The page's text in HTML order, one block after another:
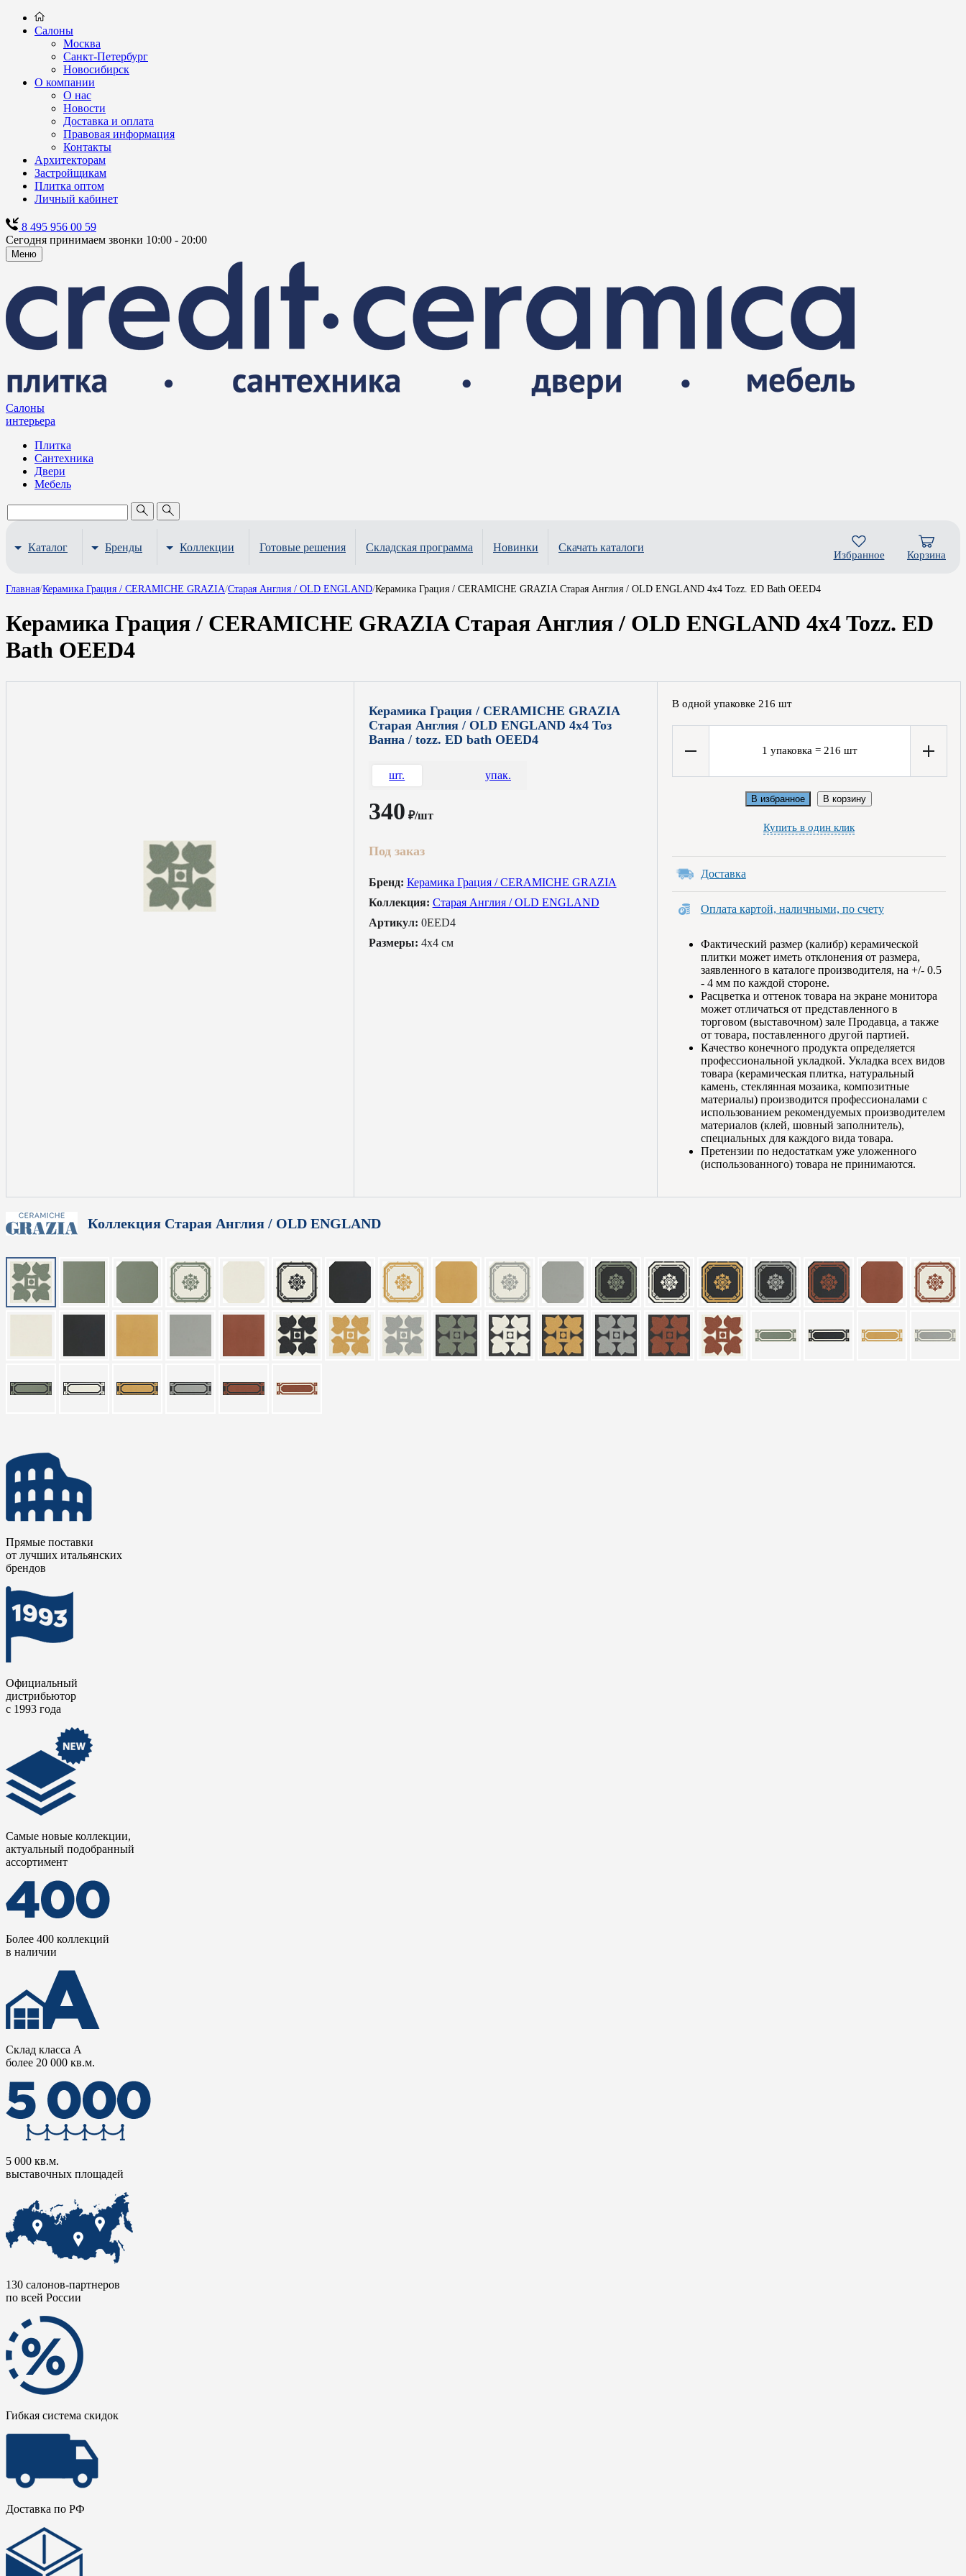
Салоны
Москва
Санкт-Петербург
Новосибирск
О компании
О нас
Новости
Доставка и оплата
Правовая информация
Контакты
Архитекторам
Застройщикам
Плитка оптом
Личный кабинет
8 495 956 00 59
Сегодня принимаем звонки 10:00 - 20:00
Меню
Салоны
интерьера
Плитка
Сантехника
Двери
Мебель
Каталог Бренды Коллекции Готовые решения Складская программа Новинки Скачать каталоги
Избранное Корзина
Главная/Керамика Грация / CERAMICHE GRAZIA/Старая Англия / OLD ENGLAND/Керамика Грация / CERAMICHE GRAZIA Старая Англия / OLD ENGLAND 4x4 Tozz. ED Bath OEED4
Керамика Грация / CERAMICHE GRAZIA Старая Англия / OLD ENGLAND 4x4 Tozz. ED
Bath OEED4
Керамика Грация / CERAMICHE GRAZIA
Старая Англия / OLD ENGLAND 4x4 Тоз
Ванна / tozz. ED bath OEED4
шт. упак.
340 ₽/шт
Под заказ
Бренд: Керамика Грация / CERAMICHE GRAZIA
Коллекция: Старая Англия / OLD ENGLAND
Артикул: 0EED4
Размеры: 4x4 см
В одной упаковке 216 шт
1 упаковка = 216 шт
В избранное В корзину
Купить в один клик
Доставка
Оплата картой, наличными, по счету
Фактический размер (калибр) керамической
плитки может иметь отклонения от размера,
заявленного в каталоге производителя, на +/- 0.5
- 4 мм по каждой стороне.
Расцветка и оттенок товара на экране монитора
может отличаться от представленного в
торговом (выставочном) зале Продавца, а также
от товара, поставленного другой партией.
Качество конечного продукта определяется
профессиональной укладкой. Укладка всех видов
товара (керамическая плитка, натуральный
камень, стеклянная мозаика, композитные
материалы) производится профессионалами с
использованием рекомендуемых производителем
материалов (клей, шовный заполнитель),
специальных для каждого вида товара.
Претензии по недостаткам уже уложенного
(использованного) товара не принимаются.
Коллекция Старая Англия / OLD ENGLAND
Прямые поставки
от лучших итальянских
брендов
Официальный
дистрибьютор
с 1993 года
Самые новые коллекции,
актуальный подобранный
ассортимент
Более 400 коллекций
в наличии
Склад класса А
более 20 000 кв.м.
5 000 кв.м.
выставочных площадей
130 салонов-партнеров
по всей России
Гибкая система скидок
Доставка по РФ